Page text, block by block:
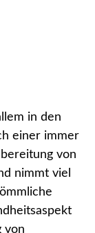
in den
einer immer
von
nimmt viel
von